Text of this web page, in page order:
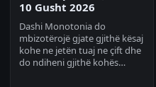
10 Gusht 2026
Dashi Monotonia do
mbizotërojë gjate gjithë kësaj
kohe ne jetën tuaj ne çift dhe
do ndiheni gjithë kohës…